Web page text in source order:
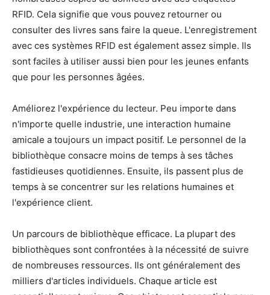
RFID. Cela signifie que vous pouvez retourner ou
consulter des livres sans faire la queue. L'enregistrement
avec ces systèmes RFID est également assez simple. Ils
sont faciles à utiliser aussi bien pour les jeunes enfants
que pour les personnes âgées.
Améliorez l'expérience du lecteur. Peu importe dans
n'importe quelle industrie, une interaction humaine
amicale a toujours un impact positif. Le personnel de la
bibliothèque consacre moins de temps à ses tâches
fastidieuses quotidiennes. Ensuite, ils passent plus de
temps à se concentrer sur les relations humaines et
l'expérience client.
Un parcours de bibliothèque efficace. La plupart des
bibliothèques sont confrontées à la nécessité de suivre
de nombreuses ressources. Ils ont généralement des
milliers d'articles individuels. Chaque article est